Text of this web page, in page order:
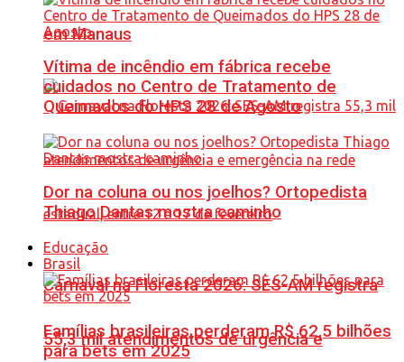
em Manaus
Carnaval na Floresta 2026: SES-AM registra
55,3 mil atendimentos de urgência e
Vítima de incêndio em fábrica recebe
cuidados no Centro de Tratamento de
Queimados do HPS 28 de Agosto
Dor na coluna ou nos joelhos? Ortopedista
Thiago Dantas mostra caminho
Educação
Brasil
Famílias brasileiras perderam R$ 62,5 bilhões
para bets em 2025